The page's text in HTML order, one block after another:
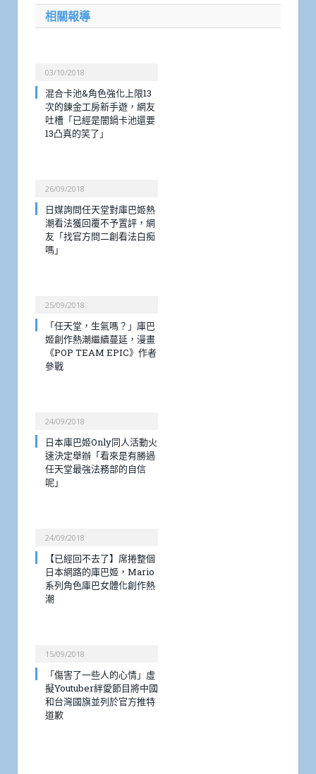
相關報導
03/10/2018
混合卡池&角色強化上限13
次的鍊金工房新手遊，網友
吐槽「已經是闇鍋卡池還要
13凸真的笑了」
26/09/2018
日媒詢問任天堂對庫巴姬熱
潮看法獲回覆不予置評，網
友「找官方問二創看法白痴
嗎」
25/09/2018
「任天堂，生氣嗎？」庫巴
姬創作熱潮繼續蔓延，漫畫
《POP TEAM EPIC》作者
參戰
24/09/2018
日本庫巴姬Only同人活動火
速決定舉辦「看來是有勝過
任天堂最強法務部的自信
呢」
24/09/2018
【已經回不去了】席捲整個
日本網路的庫巴姬，Mario
系列角色庫巴女體化創作熱
潮
15/09/2018
「傷害了一些人的心情」虛
擬Youtuber絆愛節目將中國
和台灣國旗並列於官方推特
道歉